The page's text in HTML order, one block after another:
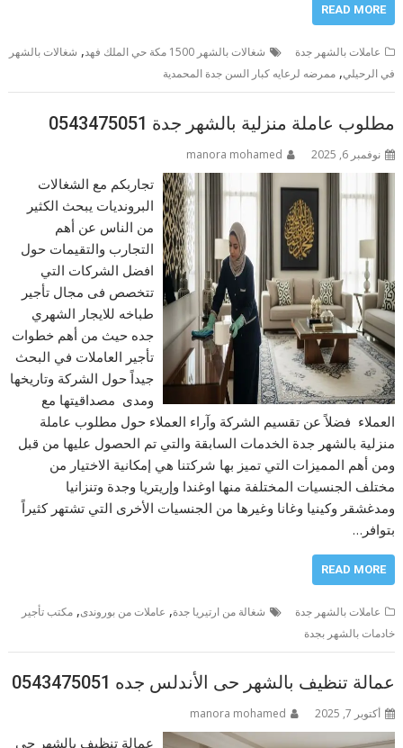
READ MORE
عاملات بالشهر جدة شغالات بالشهر 1500 مكة حي الملك فهد , شغالات بالشهر
في الرحيلي,ممرضه لرعايه كبار السن جدة المحمدية
مطلوب عاملة منزلية بالشهر جدة 0543475051
نوفمبر 6, 2025 manora mohamed
تجاربكم مع الشغالات
البرونديات يبحث الكثير
من الناس عن أهم
التجارب والتقيمات حول
افضل الشركات التي
تتخصص فى مجال تأجير
طباخه للايجار الشهري
جده حيث من أهم خطوات
تأجير العاملات في البحث
جيداً حول الشركة وتاريخها
ومدى مصداقيتها مع
العملاء فضلاً عن تقسيم الشركة وآراء العملاء حول مطلوب عاملة
منزلية بالشهر جدة الخدمات السابقة والتي تم الحصول عليها من قبل
ومن أهم المميزات التي تميز بها شركتنا هي إمكانية الاختيار من
مختلف الجنسيات المختلفة منها اوغندا وإريتريا وجدة وتنزانيا
ومدغشقر وكينيا وغانا وغيرها من الجنسيات الأخرى التي تشتهر كثيراً
بتوافر…
READ MORE
عاملات بالشهر جدة شغالة من ارتيريا جدة, عاملات من بوروندی,مكتب تأجير
خادمات بالشهر بجدة
عمالة تنظيف بالشهر حى الأندلس جده 0543475051
أكتوبر 7, 2025 manora mohamed
عمالة تنظيف بالشهر حى